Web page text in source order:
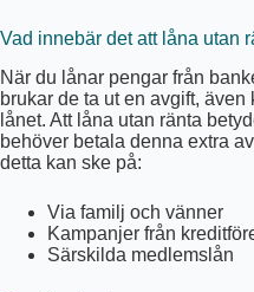
Vad innebär det att låna utan
När du lånar pengar från
brukar de ta ut en avgift,
lånet. Att låna utan ränta
behöver betala denna extra
detta kan ske på:
Via familj och vänner
Kampanjer från
Särskilda medlemslån